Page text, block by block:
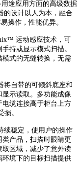
用途应用方面的高级数据
设计以人为本，融合
，性能优异。
运动感应技术，可
持或显示模式扫描。
式的无缝转换，无需
器将自带的可倾斜底座和
示读取。多功能成像
电缆连接高于柜台上方
。
稳定，使用户的操作
类产品，扫描时眼睛更
区域，减少了意外读
环境下的目标扫描提供